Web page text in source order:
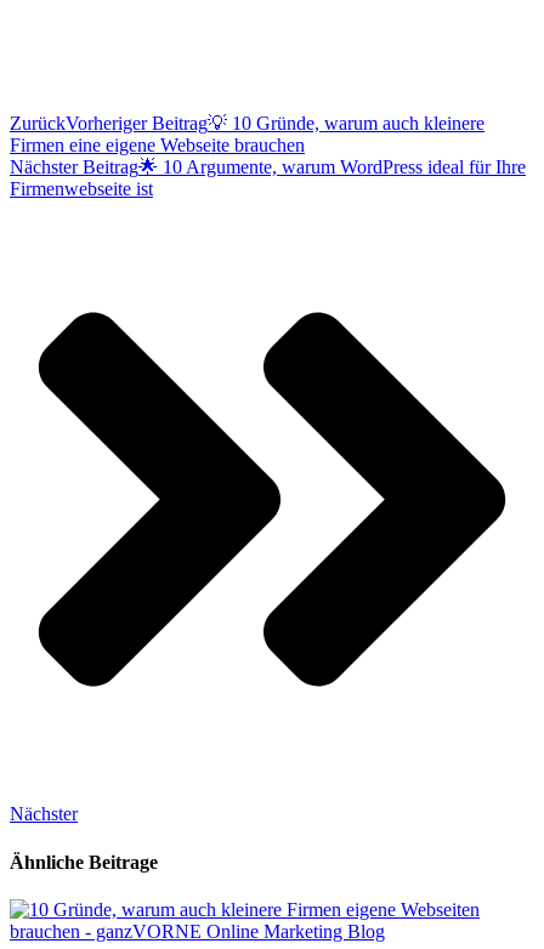
ZurückVorheriger Beitrag💡 10 Gründe, warum auch kleinere
Firmen eine eigene Webseite brauchen
Nächster Beitrag🌟 10 Argumente, warum WordPress ideal für Ihre
Firmenwebseite ist
Nächster
Ähnliche Beitrage